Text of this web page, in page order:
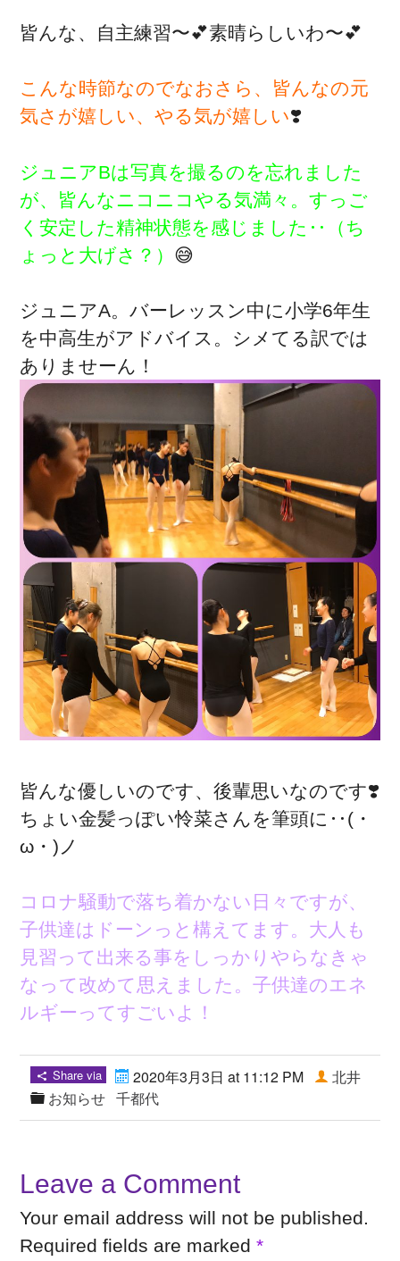
皆んな、自主練習〜💕素晴らしいわ〜💕
こんな時節なのでなおさら、皆んなの元
気さが嬉しい、やる気が嬉しい❣️
ジュニアBは写真を撮るのを忘れました
が、皆んなニコニコやる気満々。すっご
く安定した精神状態を感じました‥（ち
ょっと大げさ？） 😅
ジュニアA。バーレッスン中に小学6年生
を中高生がアドバイス。シメてる訳では
ありませーん！
皆んな優しいのです、後輩思いなのです❣️
ちょい金髪っぽい怜菜さんを筆頭に‥(・
ω・)ノ
コロナ騒動で落ち着かない日々ですが、
子供達はドーンっと構えてます。大人も
見習って出来る事をしっかりやらなきゃ
なって改めて思えました。子供達のエネ
ルギーってすごいよ！
Share via
2020年3月3日 at 11:12 PM
お知らせ
北井
千都代
Leave a Comment
Your email address will not be published.
Required fields are marked*